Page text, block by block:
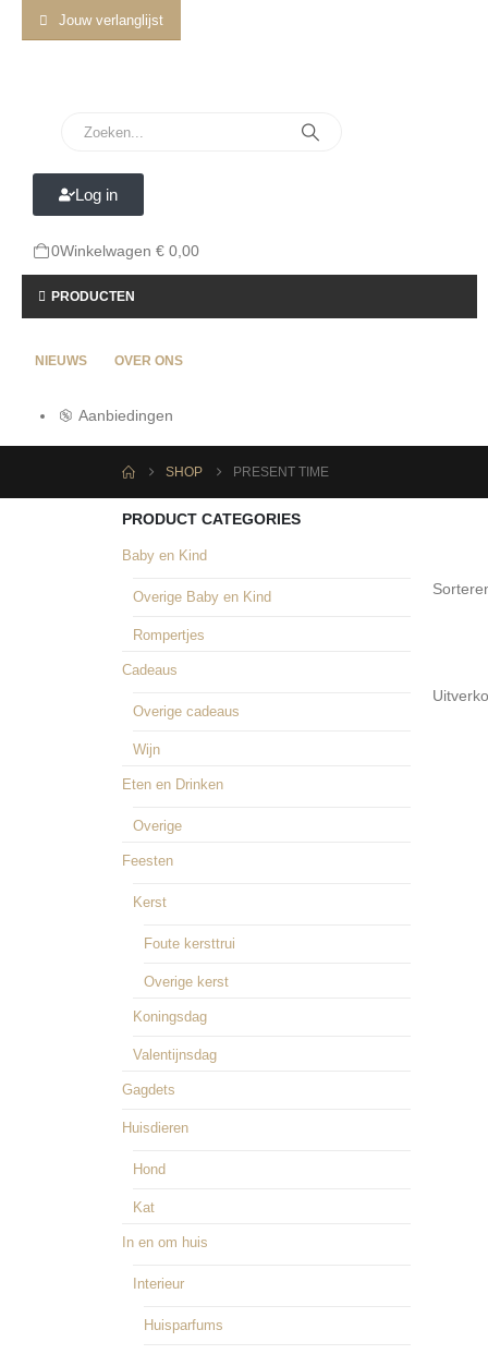
Jouw verlanglijst
Log in
0Winkelwagen €0,00
PRODUCTEN
NIEUWS OVER ONS
Aanbiedingen
SHOP PRESENT TIME
PRODUCT CATEGORIES
Baby en Kind
Overige Baby en Kind
Rompertjes
Cadeaus
Overige cadeaus
Wijn
Eten en Drinken
Overige
Feesten
Kerst
Foute kersttrui
Overige kerst
Koningsdag
Valentijnsdag
Gagdets
Huisdieren
Hond
Kat
In en om huis
Interieur
Huisparfums